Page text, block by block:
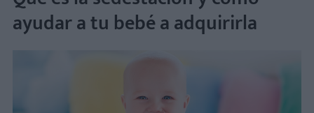
ayudar a tu bebé a adquirirla